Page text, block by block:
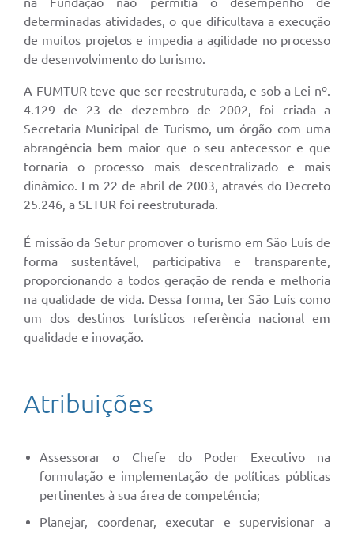
determinadas atividades, o que dificultava a execução
de muitos projetos e impedia a agilidade no processo
de desenvolvimento do turismo.
A FUMTUR teve que ser reestruturada, e sob a Lei nº.
4.129 de 23 de dezembro de 2002, foi criada a
Secretaria Municipal de Turismo, um órgão com uma
abrangência bem maior que o seu antecessor e que
tornaria o processo mais descentralizado e mais
dinâmico. Em 22 de abril de 2003, através do Decreto
25.246, a SETUR foi reestruturada.
É missão da Setur promover o turismo em São Luís de
forma sustentável, participativa e transparente,
proporcionando a todos geração de renda e melhoria
na qualidade de vida. Dessa forma, ter São Luís como
um dos destinos turísticos referência nacional em
qualidade e inovação.
Atribuições
Assessorar o Chefe do Poder Executivo na
formulação e implementação de políticas públicas
pertinentes à sua área de competência;
Planejar, coordenar, executar e supervisionar a